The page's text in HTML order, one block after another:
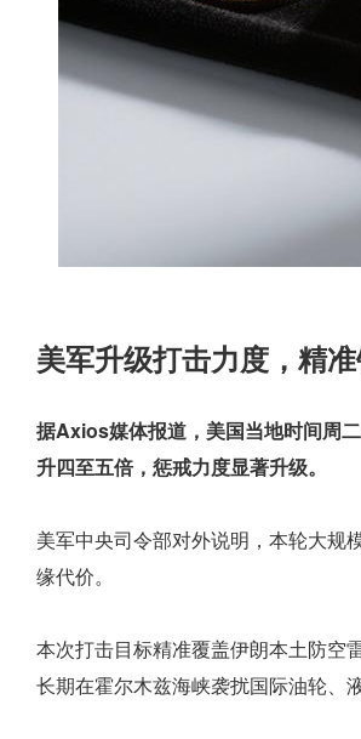
美军升级打击力度，精
据Axios媒体报道，美国当地时间周
升四至五倍，惩戒力度显著升级。
美军中央司令部对外说明，本轮大规
缘代价。
本次打击目标精准覆盖伊朗本土防空
长期在霍尔木兹海峡袭扰国际油轮、